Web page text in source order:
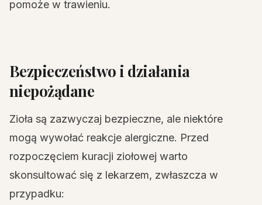
pomoże w trawieniu.
Bezpieczeństwo i działania
niepożądane
Zioła są zazwyczaj bezpieczne, ale niektóre
mogą wywołać reakcje alergiczne. Przed
rozpoczęciem kuracji ziołowej warto
skonsultować się z lekarzem, zwłaszcza w
przypadku: